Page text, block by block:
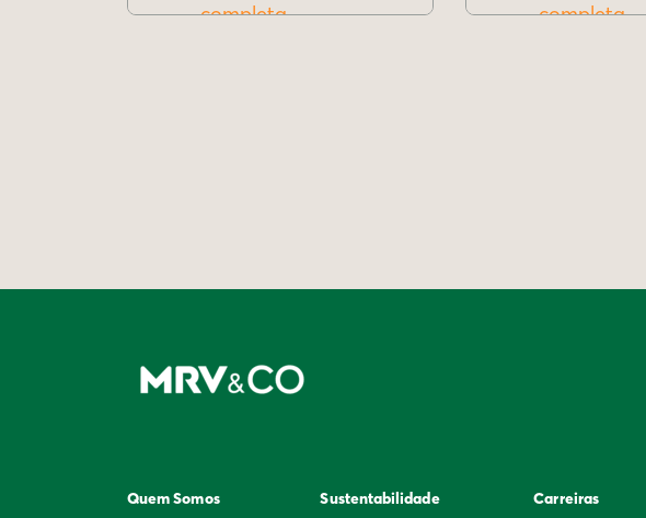
completa
completa
Quem Somos Sustentabilidade Carreiras